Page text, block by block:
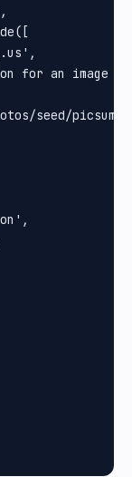
for an image
seed/picsum/